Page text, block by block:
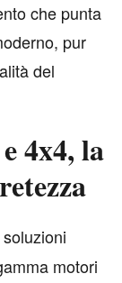
che punta
pur
del
4x4, la
motori